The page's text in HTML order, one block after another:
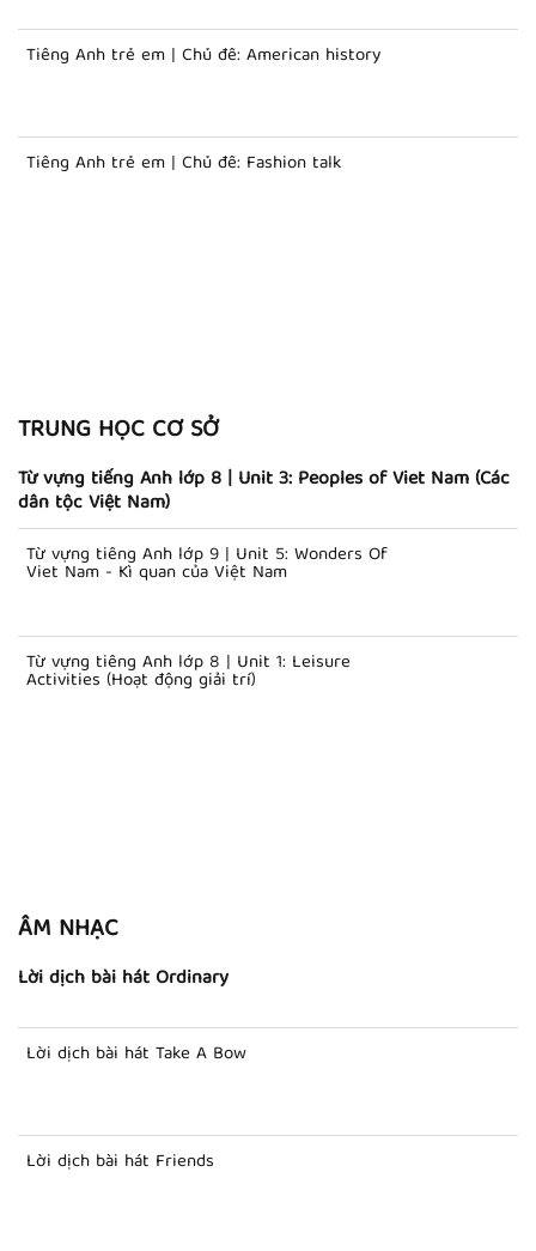
Tiếng Anh trẻ em | Chủ đề: American history
Tiếng Anh trẻ em | Chủ đề: Fashion talk
TRUNG HỌC CƠ SỞ
Từ vựng tiếng Anh lớp 8 | Unit 3: Peoples of Viet Nam (Các
dân tộc Việt Nam)
Từ vựng tiếng Anh lớp 9 | Unit 5: Wonders Of
Viet Nam - Kì quan của Việt Nam
Từ vựng tiếng Anh lớp 8 | Unit 1: Leisure
Activities (Hoạt động giải trí)
ÂM NHẠC
Lời dịch bài hát Ordinary
Lời dịch bài hát Take A Bow
Lời dịch bài hát Friends